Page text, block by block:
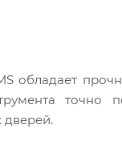
обладает
дверей.